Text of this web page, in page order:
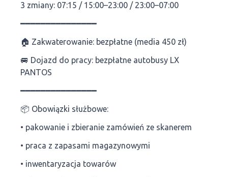
3 zmiany: 07:15 / 15:00–23:00 / 23:00–07:00
━━━━━━━━━━━━━━━
🏠 Zakwaterowanie: bezpłatne (media 450 zł)
🚐 Dojazd do pracy: bezpłatne autobusy LX
PANTOS
━━━━━━━━━━━━━━━
📦 Obowiązki służbowe:
• pakowanie i zbieranie zamówień ze skanerem
• praca z zapasami magazynowymi
• inwentaryzacja towarów